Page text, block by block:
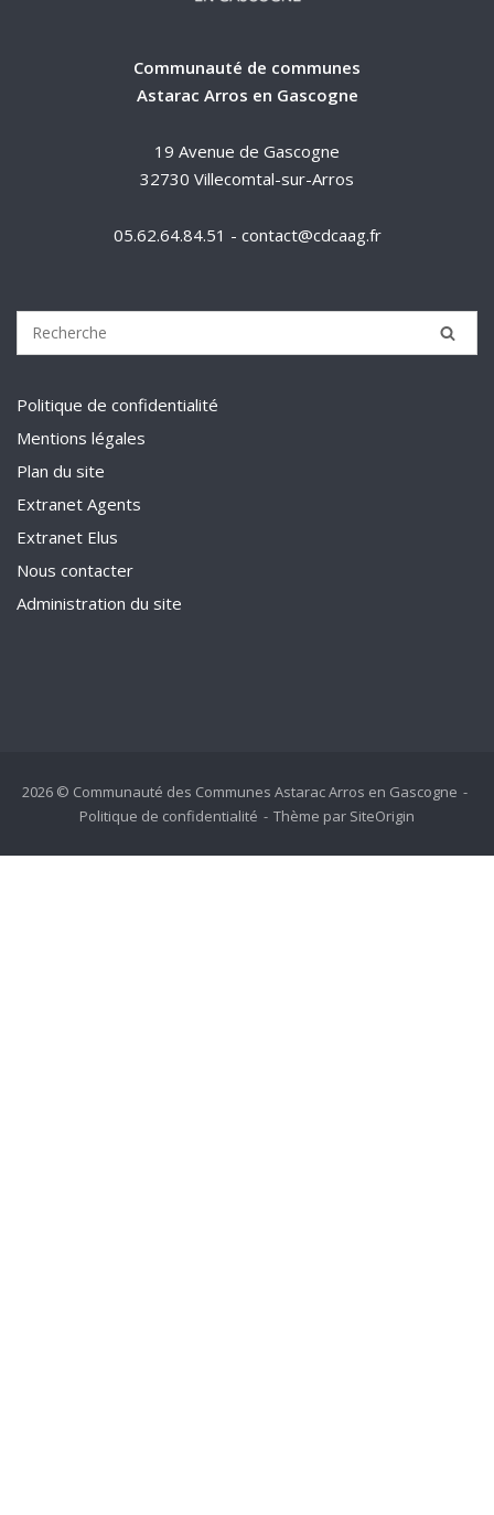
Communauté de communes
Astarac Arros en Gascogne
19 Avenue de Gascogne
32730 Villecomtal-sur-Arros
05.62.64.84.51 - contact@cdcaag.fr
Politique de confidentialité
Mentions légales
Plan du site
Extranet Agents
Extranet Elus
Nous contacter
Administration du site
2026 © Communauté des Communes Astarac Arros en Gascogne
Politique de confidentialité
Thème par SiteOrigin